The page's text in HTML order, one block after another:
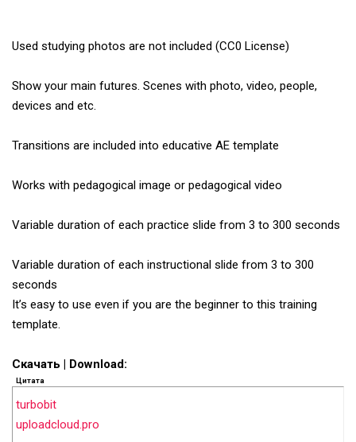
Used studying photos are not included (CC0 License)
Show your main futures. Scenes with photo, video, people,
devices and etc.
Transitions are included into educative AE template
Works with pedagogical image or pedagogical video
Variable duration of each practice slide from 3 to 300 seconds
Variable duration of each instructional slide from 3 to 300
seconds
It’s easy to use even if you are the beginner to this training
template.
Скачать | Download:
Цитата
turbobit
uploadcloud.pro